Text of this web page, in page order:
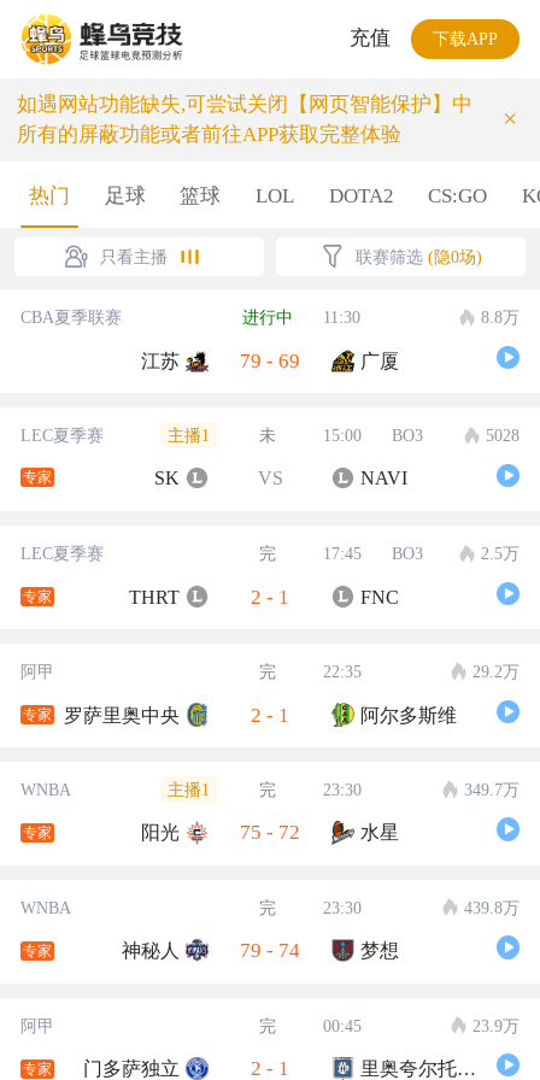
充值 下载APP
如遇网站功能缺失,可尝试关闭【网页智能保护】中
所有的屏蔽功能或者前往APP获取完整体验
×
热门 足球 篮球 LOL DOTA2 CS:GO
只看主播 联赛筛选 (隐0场)
CBA夏季联赛 进行中 11:30 8.8万
江苏 79 - 69 广厦
LEC夏季赛 主播1 未 15:00 BO3 5028
专家 SK VS NAVI
LEC夏季赛 完 17:45 BO3 2.5万
专家 THRT 2 - 1 FNC
阿甲 完 22:35 29.2万
专家 罗萨里奥中央 2 - 1 阿尔多斯维
WNBA 主播1 完 23:30 349.7万
专家 阳光 75 - 72 水星
WNBA 完 23:30 439.8万
专家 神秘人 79 - 74 梦想
阿甲 完 00:45 23.9万
专家 门多萨独立 2 - 1 里奥夸尔托学生队